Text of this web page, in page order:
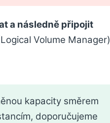
a následně připojit
Volume Manager)
kapacity směrem
doporučujeme